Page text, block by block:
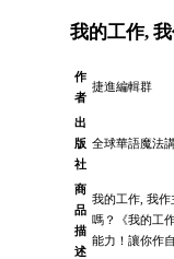
我的工作,
作
者
捷進編輯群
出
版
社
全球華語魔法
商
品
描
述
我的工作, 我
嗎？《我的工
能力！讓你作